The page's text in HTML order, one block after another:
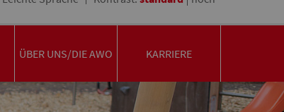
ÜBER UNS/DIE AWO KARRIERE